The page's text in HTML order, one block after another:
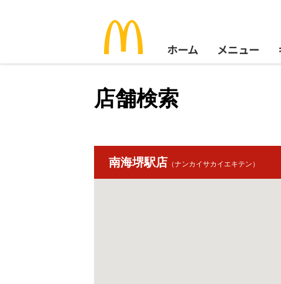
ホーム メニュー
店舗検索
南海堺駅店 （ナンカイサカイエキテン）